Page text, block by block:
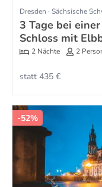
Dresden · Sächsische
3 Tage bei
Schloss mit
2 Nächte 2
statt 435 €
-52%